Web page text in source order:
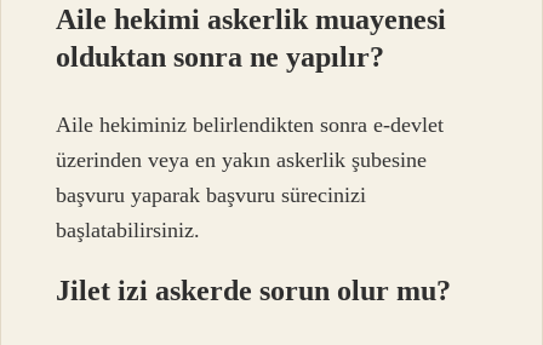
Aile hekimi askerlik muayenesi
olduktan sonra ne yapılır?
Aile hekiminiz belirlendikten sonra e-devlet
üzerinden veya en yakın askerlik şubesine
başvuru yaparak başvuru sürecinizi
başlatabilirsiniz.
Jilet izi askerde sorun olur mu?